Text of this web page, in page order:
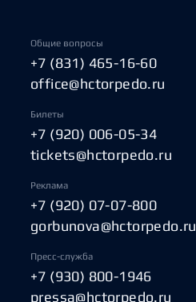
Общие вопросы
+7 (831) 465-16-60
office@hctorpedo.ru
Билеты
+7 (920) 006-05-34
tickets@hctorpedo.ru
Реклама
+7 (920) 07-07-800
gorbunova@hctorpedo.ru
Пресс-служба
+7 (930) 800-1946
pressa@hctorpedo.ru